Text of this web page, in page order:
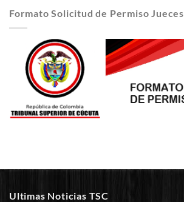
Formato Solicitud de Permiso Jueces
Ultimas Noticias TSC